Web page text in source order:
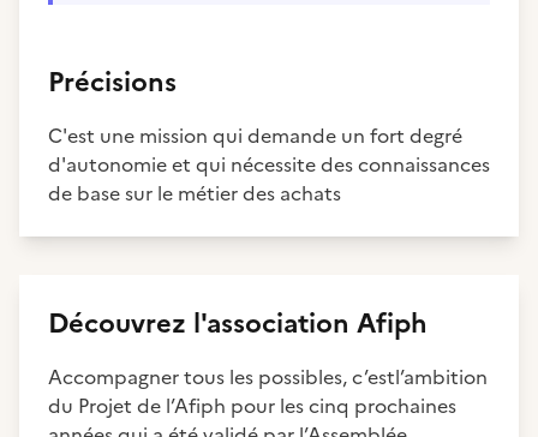
Précisions
C'est une mission qui demande un fort degré
d'autonomie et qui nécessite des connaissances
de base sur le métier des achats
Découvrez l'association Afiph
Accompagner tous les possibles, c’estl’ambition
du Projet de l’Afiph pour les cinq prochaines